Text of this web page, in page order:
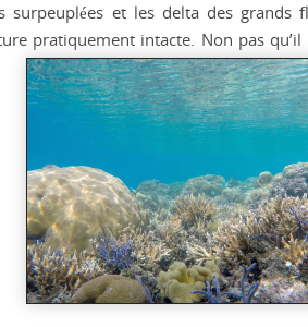
et les delta des grands
pratiquement intacte. Non pas qu’il